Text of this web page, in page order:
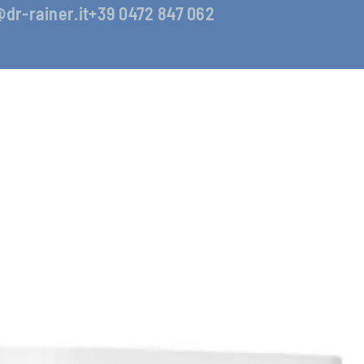
rainer.it+39 0472 847 062